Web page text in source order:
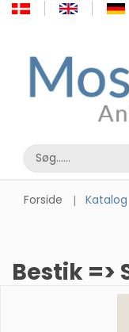
Forside Katalog
Bestik =>